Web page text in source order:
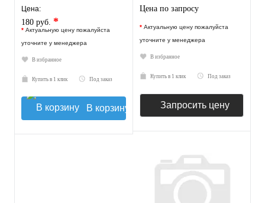
Цена:
180 руб. *
* Актуальную цену пожалуйста
уточните у менеджера
В избранное
Купить в 1 клик Под заказ
В корзину
Цена по запросу
* Актуальную цену пожалуйста
уточните у менеджера
В избранное
Купить в 1 клик Под заказ
Запросить цену